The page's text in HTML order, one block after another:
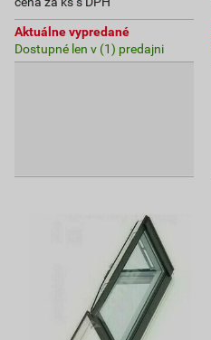
Aktuálne vypredané
Dostupné len v (1) predajni